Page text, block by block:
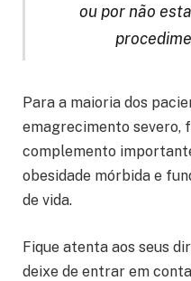
ou por não
Para a maioria dos
emagrecimento severo,
complemento
obesidade mórbida e
de vida.
Fique atenta aos seus
deixe de entrar em